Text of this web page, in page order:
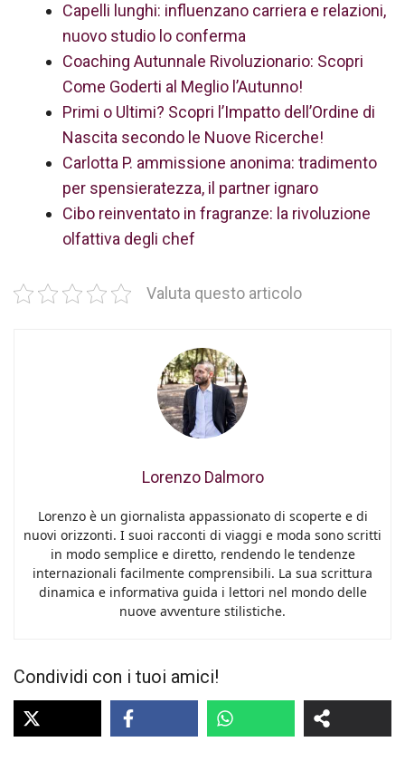
Capelli lunghi: influenzano carriera e relazioni,
nuovo studio lo conferma
Coaching Autunnale Rivoluzionario: Scopri
Come Goderti al Meglio l’Autunno!
Primi o Ultimi? Scopri l’Impatto dell’Ordine di
Nascita secondo le Nuove Ricerche!
Carlotta P. ammissione anonima: tradimento
per spensieratezza, il partner ignaro
Cibo reinventato in fragranze: la rivoluzione
olfattiva degli chef
Valuta questo articolo
Lorenzo Dalmoro
Lorenzo è un giornalista appassionato di scoperte e di
nuovi orizzonti. I suoi racconti di viaggi e moda sono scritti
in modo semplice e diretto, rendendo le tendenze
internazionali facilmente comprensibili. La sua scrittura
dinamica e informativa guida i lettori nel mondo delle
nuove avventure stilistiche.
Condividi con i tuoi amici!